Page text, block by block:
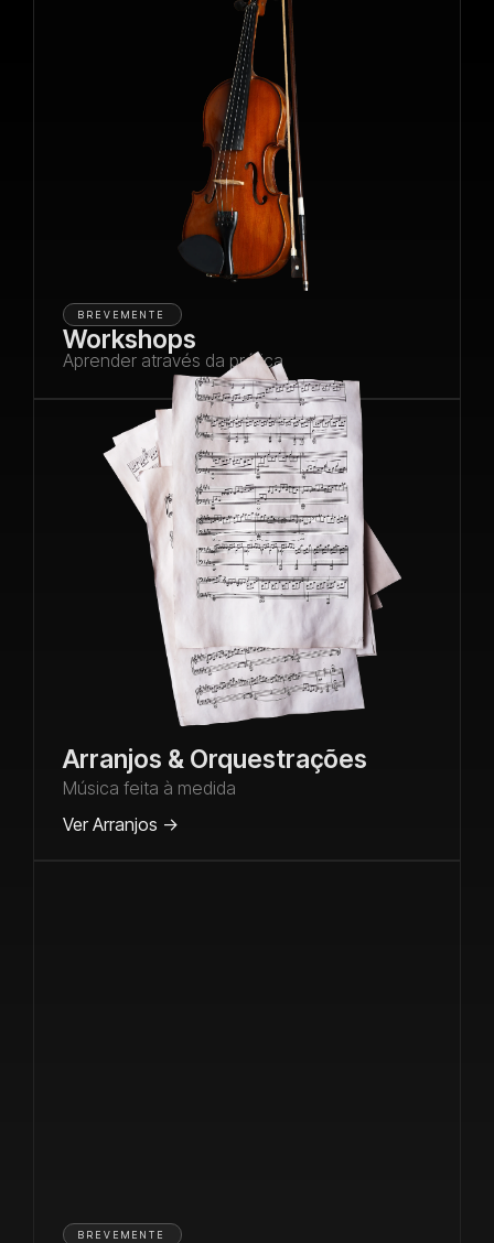
BREVEMENTE
Workshops
Aprender através da prática
Arranjos & Orquestrações
Música feita à medida
Ver Arranjos ->
BREVEMENTE